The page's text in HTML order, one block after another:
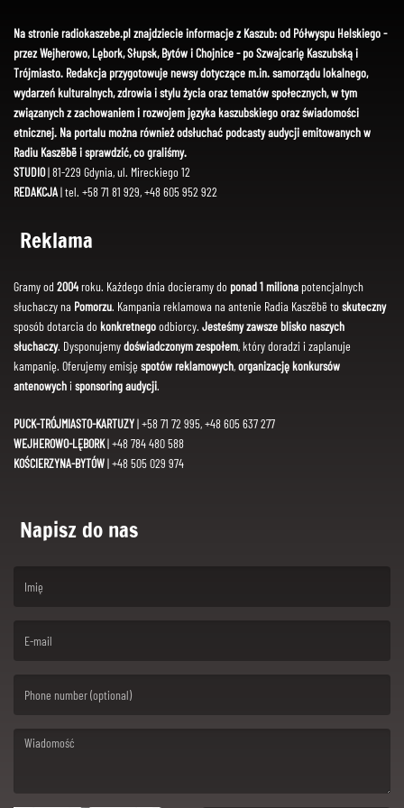
Na stronie radiokaszebe.pl znajdziecie informacje z Kaszub: od Półwyspu Helskiego -
przez Wejherowo, Lębork, Słupsk, Bytów i Chojnice - po Szwajcarię Kaszubską i
Trójmiasto. Redakcja przygotowuje newsy dotyczące m.in. samorządu lokalnego,
wydarzeń kulturalnych, zdrowia i stylu życia oraz tematów społecznych, w tym
związanych z zachowaniem i rozwojem języka kaszubskiego oraz świadomości
etnicznej. Na portalu można również odsłuchać podcasty audycji emitowanych w
Radiu Kaszëbë i sprawdzić, co graliśmy.
STUDIO| 81-229 Gdynia, ul. Mireckiego 12
REDAKCJA| tel. +58 71 81 929, +48 605 952 922
Reklama
Gramy od 2004roku. Każdego dnia docieramy do ponad 1 miliona potencjalnych
słuchaczy na Pomorzu. Kampania reklamowa na antenie Radia Kaszëbë toskuteczny
sposób dotarcia dokonkretnegoodbiorcy. Jesteśmy zawsze blisko naszych
słuchaczy. Dysponujemydoświadczonym zespołem, który doradzi i zaplanuje
kampanię. Oferujemy emisję spotów reklamowych,organizację konkursów
antenowychi sponsoring audycji.
PUCK-TRÓJMIASTO-KARTUZY| +58 71 72 995, +48 605 637 277
WEJHEROWO-LĘBORK| +48 784 480 588
KOŚCIERZYNA-BYTÓW| +48 505 029 974
Napisz do nas